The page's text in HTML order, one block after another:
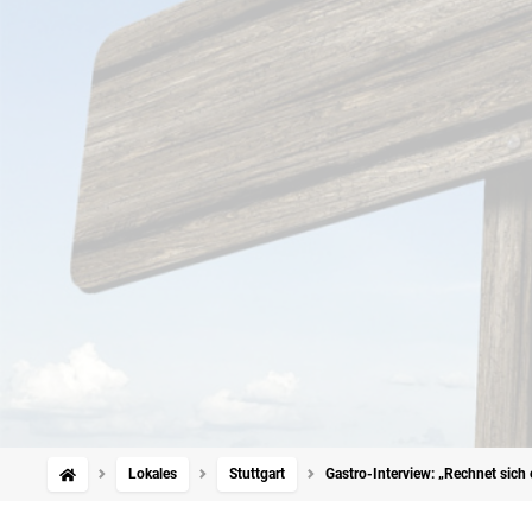
Lokales Stuttgart Gastro-Interview: „Rechnet sich